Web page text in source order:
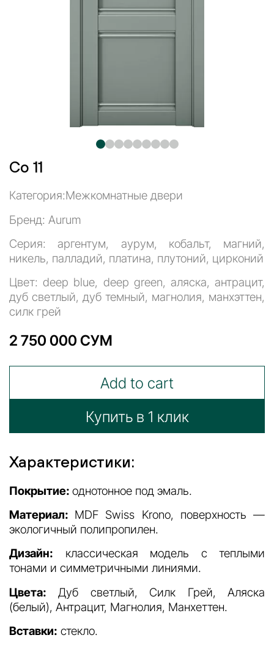
Co 11
Категория:Межкомнатные двери
Бренд: Aurum
Серия: аргентум, аурум, кобальт, магний,
никель, палладий, платина, плутоний, цирконий
Цвет: deep blue, deep green, аляска, антрацит,
дуб светлый, дуб темный, магнолия, манхэттен,
силк грей
2 750 000 СУМ
Add to cart
Купить в 1 клик
Характеристики:
Покрытие: однотонное под эмаль.
Материал: MDF Swiss Krono, поверхность —
экологичный полипропилен.
Дизайн: классическая модель с теплыми
тонами и симметричными линиями.
Цвета: Дуб светлый, Силк Грей, Аляска
(белый), Антрацит, Магнолия, Манхеттен.
Вставки: стекло.